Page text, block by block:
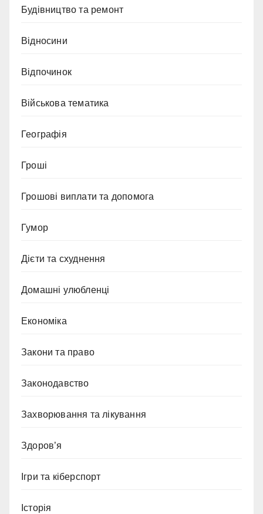
Будівництво та ремонт
Відносини
Відпочинок
Військова тематика
Географія
Гроші
Грошові виплати та допомога
Гумор
Дієти та схуднення
Домашні улюбленці
Економіка
Закони та право
Законодавство
Захворювання та лікування
Здоров’я
Ігри та кіберспорт
Історія